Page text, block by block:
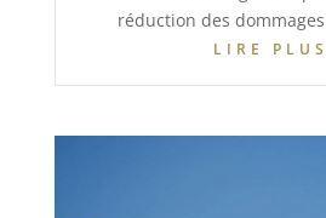
réduction des
LIRE PLUS